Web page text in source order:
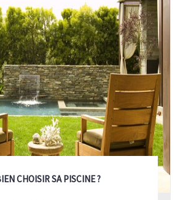
CHOISIR SA PISCINE ?